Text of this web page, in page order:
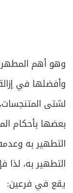
وهو أهم
وأفضلها في
لشتى
بعضها بأحكام
التطهير به
التطهير به، لذا
يقع في فرعين:
السادس ـ
74 الثامن ـ
ص
75 التاسع ـ
76 العاشر ـ
ص
77 الحادي عشر
ص
78 الثاني عشر ـ